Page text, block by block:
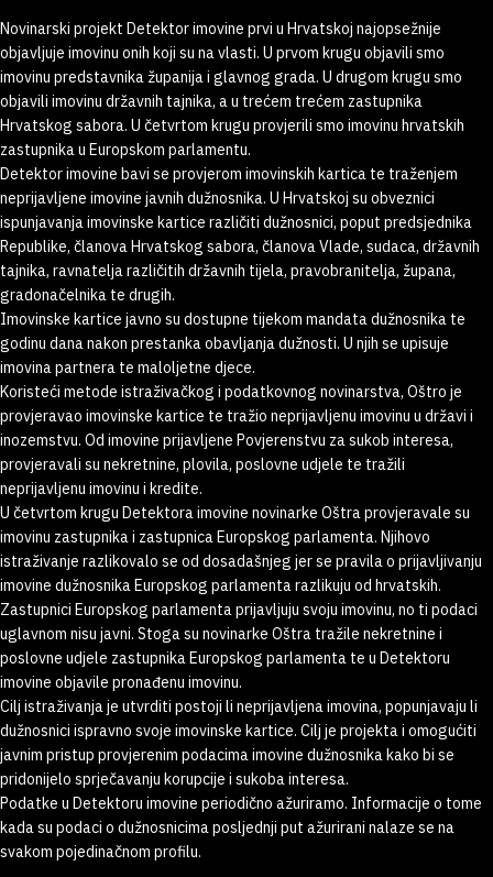
Novinarski projekt Detektor imovine prvi u Hrvatskoj najopsežnije
objavljuje imovinu onih koji su na vlasti. U prvom krugu objavili smo
imovinu predstavnika županija i glavnog grada. U drugom krugu smo
objavili imovinu državnih tajnika, a u trećem trećem zastupnika
Hrvatskog sabora. U četvrtom krugu provjerili smo imovinu hrvatskih
zastupnika u Europskom parlamentu.
Detektor imovine bavi se provjerom imovinskih kartica te traženjem
neprijavljene imovine javnih dužnosnika. U Hrvatskoj su obveznici
ispunjavanja imovinske kartice različiti dužnosnici, poput predsjednika
Republike, članova Hrvatskog sabora, članova Vlade, sudaca, državnih
tajnika, ravnatelja različitih državnih tijela, pravobranitelja, župana,
gradonačelnika te drugih.
Imovinske kartice javno su dostupne tijekom mandata dužnosnika te
godinu dana nakon prestanka obavljanja dužnosti. U njih se upisuje
imovina partnera te maloljetne djece.
Koristeći metode istraživačkog i podatkovnog novinarstva, Oštro je
provjeravao imovinske kartice te tražio neprijavljenu imovinu u državi i
inozemstvu. Od imovine prijavljene Povjerenstvu za sukob interesa,
provjeravali su nekretnine, plovila, poslovne udjele te tražili
neprijavljenu imovinu i kredite.
U četvrtom krugu Detektora imovine novinarke Oštra provjeravale su
imovinu zastupnika i zastupnica Europskog parlamenta. Njihovo
istraživanje razlikovalo se od dosadašnjeg jer se pravila o prijavljivanju
imovine dužnosnika Europskog parlamenta razlikuju od hrvatskih.
Zastupnici Europskog parlamenta prijavljuju svoju imovinu, no ti podaci
uglavnom nisu javni. Stoga su novinarke Oštra tražile nekretnine i
poslovne udjele zastupnika Europskog parlamenta te u Detektoru
imovine objavile pronađenu imovinu.
Cilj istraživanja je utvrditi postoji li neprijavljena imovina, popunjavaju li
dužnosnici ispravno svoje imovinske kartice. Cilj je projekta i omogućiti
javnim pristup provjerenim podacima imovine dužnosnika kako bi se
pridonijelo sprječavanju korupcije i sukoba interesa.
Podatke u Detektoru imovine periodično ažuriramo. Informacije o tome
kada su podaci o dužnosnicima posljednji put ažurirani nalaze se na
svakom pojedinačnom profilu.